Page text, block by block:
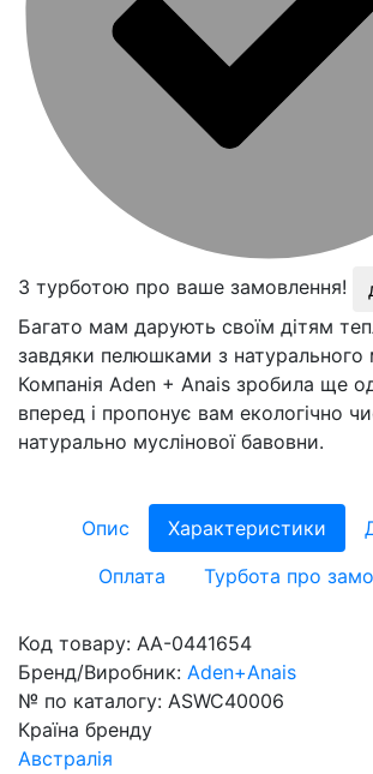
З турботою про ваше замовлення!
Багато мам дарують своїм дітям
завдяки пелюшками з натурального
Компанія Aden + Anais зробила ще
вперед і пропонує вам екологічно
натурально муслінової бавовни.
Опис Характеристики
Оплата
Турбота про
Код товару: AA-0441654
Бренд/Виробник: Aden+Anais
№ по каталогу: ASWC40006
Країна бренду
Австралія